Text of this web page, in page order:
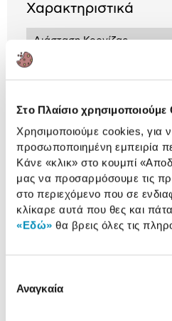
Στο Πλαίσιο χρησιμοποιούμε
Χρησιμοποιούμε cookies, για
προσωποποιημένη εμπειρία
Κάνε «κλικ» στο κουμπί
μας να προσαρμόσουμε τις
στο περιεχόμενο που σε
κλίκαρε αυτά που θες και πάτα
«Εδώ» θα βρεις όλες τις
συγκατάθεσης
Αναγκαία
Χαρακτηριστικά
Διάσταση Κορνίζας
Αναλυτική
παρουσίαση
Αναλυτική παρουσίαση
Προδιαγραφές
προϊόντος
Χαρακτηριστικά
Αξιολογήσεις
Δες τι κλίκαραν